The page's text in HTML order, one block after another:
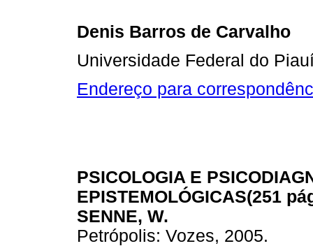
Denis Barros de Carvalho
Universidade Federal do
Endereço para
PSICOLOGIA E
EPISTEMOLÓGICAS(251
SENNE, W.
Petrópolis: Vozes, 2005.